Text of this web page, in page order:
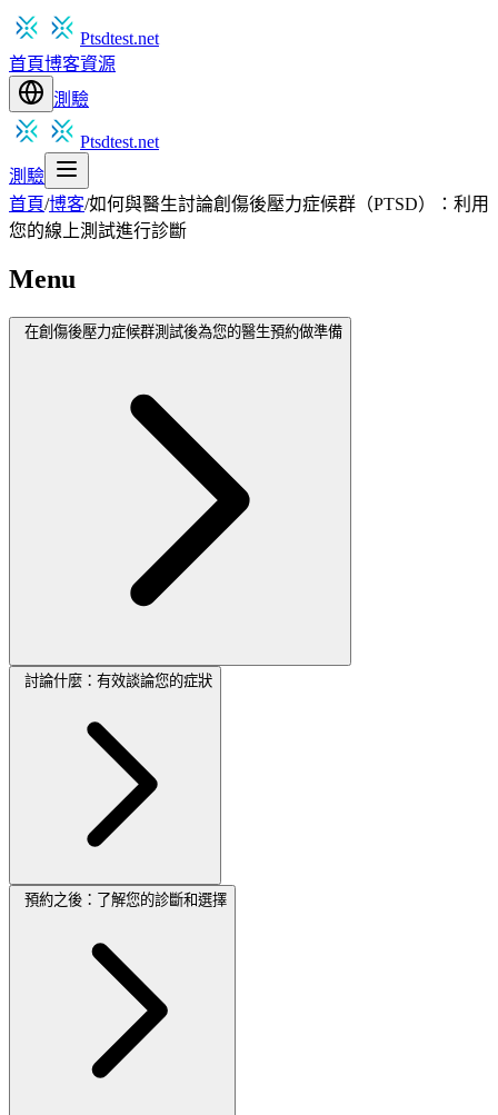
Ptsdtest.net
首頁博客資源
測驗
Ptsdtest.net
測驗
首頁/博客/如何與醫生討論創傷後壓力症候群（PTSD）：利用
您的線上測試進行診斷
Menu
在創傷後壓力症候群測試後為您的醫生預約做準備
討論什麼：有效談論您的症狀
預約之後：了解您的診斷和選擇